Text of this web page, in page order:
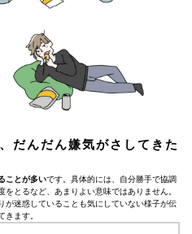
だんだん嫌気がさしてきた
ことが多いです。具体的には、自分勝手で協調
とるなど、あまりよい意味ではありません。
が迷惑していることも気にしていない様子が伝
きます。